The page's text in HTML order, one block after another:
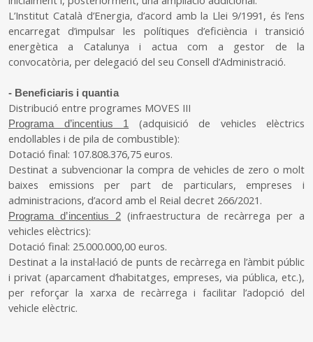
L’Institut Català d’Energia, d’acord amb la Llei 9/1991, és l’ens
encarregat d’impulsar les polítiques d’eficiència i transició
energètica a Catalunya i actua com a gestor de la
convocatòria, per delegació del seu Consell d’Administració.
- Beneficiaris i quantia
Distribució entre programes MOVES III
Programa d’incentius 1
(adquisició de vehicles elèctrics
endollables i de pila de combustible):
Dotació final: 107.808.376,75 euros.
Destinat a subvencionar la compra de vehicles de zero o molt
baixes emissions per part de particulars, empreses i
administracions, d’acord amb el Reial decret 266/2021.
Programa d’incentius 2 (infraestructura de recàrrega per a
vehicles elèctrics):
Dotació final: 25.000.000,00 euros.
Destinat a la instal·lació de punts de recàrrega en l’àmbit públic
i privat (aparcament d’habitatges, empreses, via pública, etc.),
per reforçar la xarxa de recàrrega i facilitar l’adopció del
vehicle elèctric.